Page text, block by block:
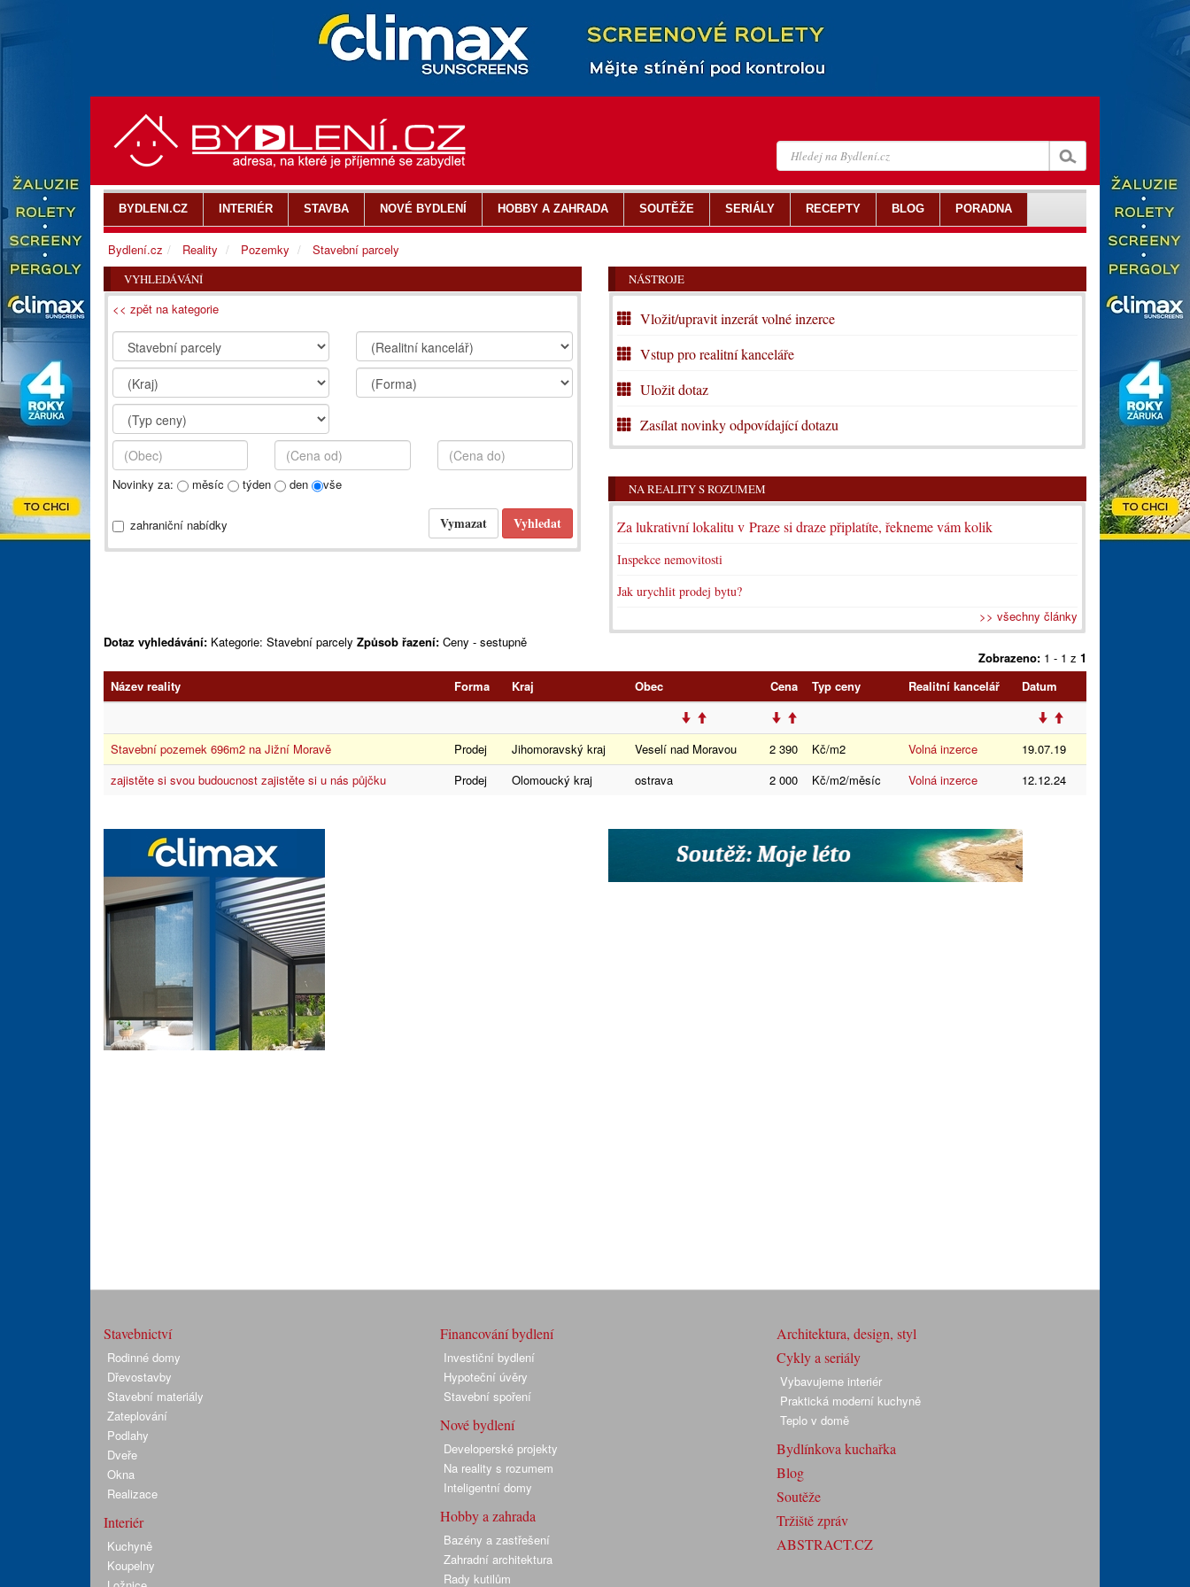
BYDLENI.CZ INTERIÉR STAVBA NOVÉ BYDLENÍ HOBBY A ZAHRADA SOUTĚŽE SERIÁLY RECEPTY BLOG PORADNA
Bydlení.cz Reality Pozemky Stavební parcely
VYHLEDÁVÁNÍ
<< zpět na kategorie
Novinky za: měsíc týden den vše
zahraniční nabídky
NÁSTROJE
Vložit/upravit inzerát volné inzerce
Vstup pro realitní kanceláře
Uložit dotaz
Zasílat novinky odpovídající dotazu
NA REALITY S ROZUMEM
Za lukrativní lokalitu v Praze si draze připlatíte, řekneme vám kolik
Inspekce nemovitosti
Jak urychlit prodej bytu?
>> všechny články
Dotaz vyhledávání: Kategorie: Stavební parcely Způsob řazení: Ceny - sestupně
Zobrazeno: 1 - 1 z 1
Název reality
Forma Kraj Obec Cena Typ ceny Realitní kancelář Datum
Stavební pozemek 696m2 na Jižní Moravě Prodej Jihomoravský kraj Veselí nad Moravou 2 390 Kč/m2 Volná inzerce
19.07.19
zajistěte si svou budoucnost zajistěte si u nás půjčku
Prodej Olomoucký kraj ostrava 2 000 Kč/m2/měsíc Volná inzerce 12.12.24
Stavebnictví
Rodinné domy
Dřevostavby
Stavební materiály
Zateplování
Podlahy
Dveře
Okna
Realizace
Interiér
Kuchyně
Koupelny
Financování bydlení
Investiční bydlení
Hypoteční úvěry
Stavební spoření
Nové bydlení
Developerské projekty
Na reality s rozumem
Inteligentní domy
Hobby a zahrada
Bazény a zastřešení
Zahradní architektura
Rady kutilům
Architektura, design, styl
Cykly a seriály
Vybavujeme interiér
Praktická moderní kuchyně
Teplo v domě
Bydlínkova kuchařka
Blog
Soutěže
Tržiště zpráv
ABSTRACT.CZ